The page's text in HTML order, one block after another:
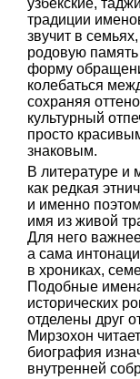
узбекские,
традиции
звучит в
родовую
форму
колебаться
сохраняя
культурный
просто
знаковым.
В литературе и
как редкая
и именно
имя из живой
Для него
а сама
в хрониках,
Подобные
исторических
отделены друг
Мирзохон
биография
внутренней